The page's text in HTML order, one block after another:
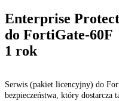
Enterprise
do FortiGate-60F
1 rok
Serwis (pakiet licencyjny) do
bezpieczeństwa, który